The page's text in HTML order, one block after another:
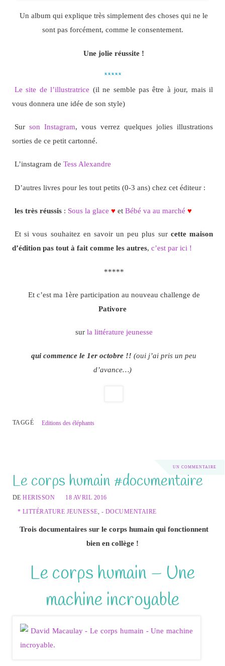
Un album qui explique très simplement des choses qui ne le
sont pas forcément, comme le consentement.
Une jolie réussite !
*****
Le site de l’illustratrice (il ne semble pas être à jour, mais il
vous donnera une idée de son style)
Sur son Instagram, vous verrez quelques jolies illustrations
sorties de ce petit cartonné.
L’instagram de Tess Alexandre
D’autres livres pour les tout petits (0-3 ans) chez cet éditeur :
les très réussis: Sous la glace ♥et Bébé va au marché ♥
Et si vous souhaitez en savoir un peu plus sur cette maison
d’édition pas tout à fait comme les autres, c’est par ici !
*****
Et c’est ma 1ère participation au nouveau challenge de
Pativore
sur la littérature jeunesse
qui commence le 1er octobre !! (oui j’ai pris un peu
d’avance…)
TAGGÉ Editions des éléphants
UN COMMENTAIRE
Le corps humain #documentaire
DEHERISSON
18 AVRIL 2016
* LITTÉRATURE JEUNESSE, - DOCUMENTAIRE
Trois documentaires sur le corps humain qui fonctionnent
bien en collège !
Le corps humain – Une
machine incroyable